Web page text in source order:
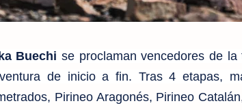
Buechi se proclaman vencedores de
de inicio a fin. Tras 4 etapas,
Pirineo Aragonés, Pirineo